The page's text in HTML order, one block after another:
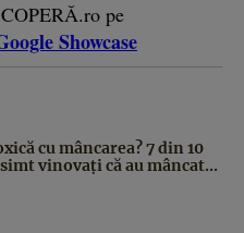
pe
Showcase
cu mâncarea? 7 din 10
vinovați că au mâncat...